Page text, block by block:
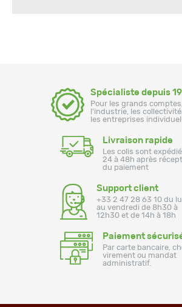
Spécialiste depuis
Pour les grands comptes,
l'industrie, les
les entreprises
Livraison rapide
Les colis sont
24 à 48h après
du paiement
Support client
+33 2 47 28 63 10 du
au vendredi de 8h30 à
12h30 et de 14h à 18h
Paiement
Par carte bancaire,
virement ou mandat
administratif.